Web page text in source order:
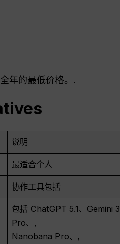
年的最低价格。.
说明
最适合个人
协作工具包括
包括 ChatGPT 5.1、Gemini 3
Pro、,
Nanobana Pro、,